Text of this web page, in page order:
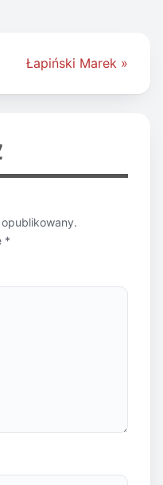
Łapiński Marek »
*